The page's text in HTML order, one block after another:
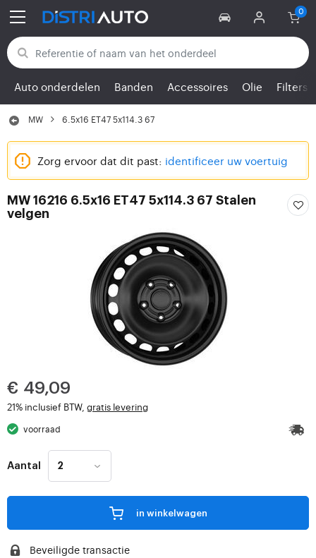
Terug naar categorieën
Auto onderdelen Banden Accessoires Olie Filters
MW 6.5x16 ET47 5x114.3 67
Zorg ervoor dat dit past: identificeer uw voertuig
MW 16216 6.5x16 ET47 5x114.3 67 Stalen
velgen
€ 49,09
21% inclusief BTW, gratis levering
voorraad
Aantal
in winkelwagen
Beveiligde transactie